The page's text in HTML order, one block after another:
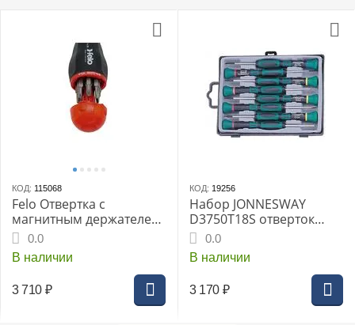
КОД: 115068
Felo Отвертка с
магнитным держателем
под биты с набором бит
8шт 37320805
0.0
В наличии
3 710 ₽
КОД: 19256
Набор JONNESWAY
D3750T18S отверток
крестовые 50 мм Torx
T4-T7 PH - 8 предметов
0.0
В наличии
3 170 ₽